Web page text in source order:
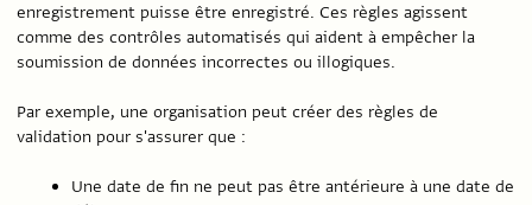
enregistrement puisse être enregistré. Ces règles agissent
comme des contrôles automatisés qui aident à empêcher la
soumission de données incorrectes ou illogiques.
Par exemple, une organisation peut créer des règles de
validation pour s'assurer que :
Une date de fin ne peut pas être antérieure à une date de